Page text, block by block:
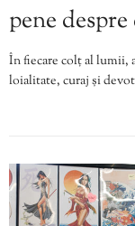
pene
În fiecare colț al lumii,
loialitate, curaj și